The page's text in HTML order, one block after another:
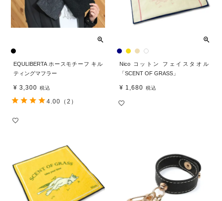
EQULIBERTA ホースモチーフ キル
ティングマフラー
¥ 3,300 税込
4.00 （2）
Nico コットン フェイスタオル
「SCENT OF GRASS」
¥ 1,680 税込